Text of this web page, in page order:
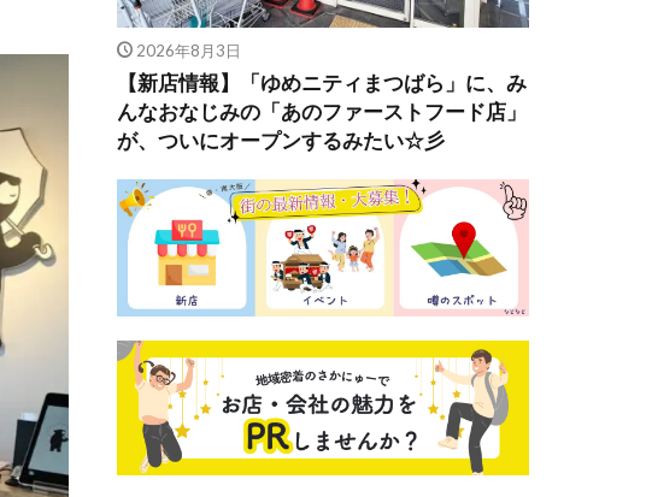
2026年8月3日
【新店情報】「ゆめニティまつばら」に、み
んなおなじみの「あのファーストフード店」
が、ついにオープンするみたい☆彡